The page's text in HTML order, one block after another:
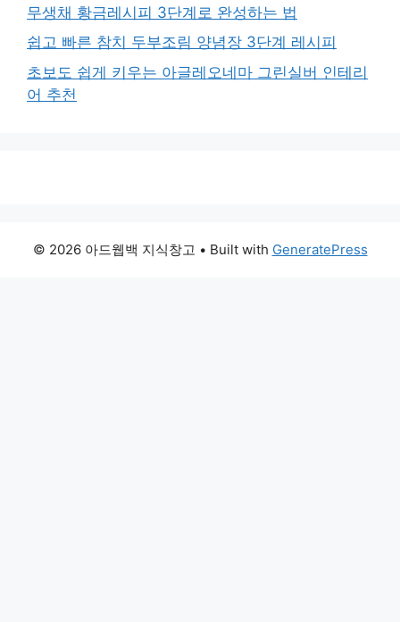
무생채 황금레시피 3단계로 완성하는 법
쉽고 빠른 참치 두부조림 양념장 3단계 레시피
초보도 쉽게 키우는 아글레오네마 그린실버 인테리
어 추천
© 2026 아드웹백 지식창고 • Built with GeneratePress